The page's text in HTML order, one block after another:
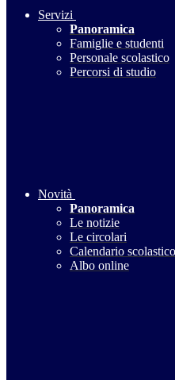
Servizi
Panoramica
Famiglie e studenti
Personale scolastico
Percorsi di studio
Novità
Panoramica
Le notizie
Le circolari
Calendario scolastico
Albo online